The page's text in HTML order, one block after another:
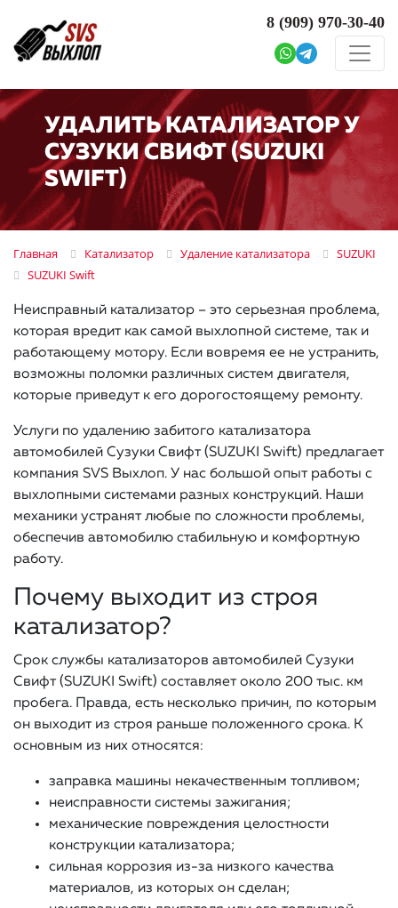
8 (909) 970-30-40
УДАЛИТЬ КАТАЛИЗАТОР У
СУЗУКИ СВИФТ (SUZUKI
SWIFT)
Главная Катализатор Удаление катализатора
SUZUKI
SUZUKI Swift
Неисправный катализатор – это серьезная проблема,
которая вредит как самой выхлопной системе, так и
работающему мотору. Если вовремя ее не устранить,
возможны поломки различных систем двигателя,
которые приведут к его дорогостоящему ремонту.
Услуги по удалению забитого катализатора
автомобилей Сузуки Свифт (SUZUKI Swift) предлагает
компания SVS Выхлоп. У нас большой опыт работы с
выхлопными системами разных конструкций. Наши
механики устранят любые по сложности проблемы,
обеспечив автомобилю стабильную и комфортную
работу.
Почему выходит из строя
катализатор?
Срок службы катализаторов автомобилей Сузуки
Свифт (SUZUKI Swift) составляет около 200 тыс. км
пробега. Правда, есть несколько причин, по которым
он выходит из строя раньше положенного срока. К
основным из них относятся:
заправка машины некачественным топливом;
неисправности системы зажигания;
механические повреждения целостности
конструкции катализатора;
сильная коррозия из-за низкого качества
материалов, из которых он сделан;